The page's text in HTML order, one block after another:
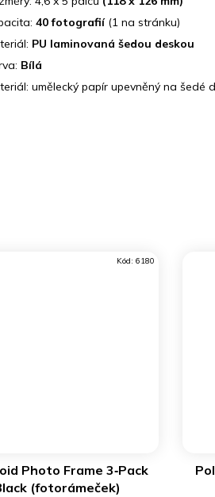
Photo Frame 3‑Pack
(fotorámeček)
Kód: 6180
40 fotografií(1 na stránku)
PU laminovaná šedou deskou
Bílá
umělecký papír upevněný na šedé